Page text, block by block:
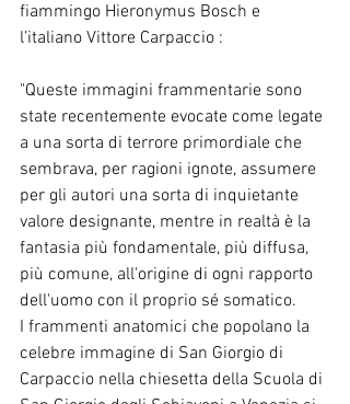
fiammingo Hieronymus Bosch e
l’italiano Vittore Carpaccio :
"Queste immagini frammentarie sono
state recentemente evocate come legate
a una sorta di terrore primordiale che
sembrava, per ragioni ignote, assumere
per gli autori una sorta di inquietante
valore designante, mentre in realtà è la
fantasia più fondamentale, più diffusa,
più comune, all'origine di ogni rapporto
dell'uomo con il proprio sé somatico.
I frammenti anatomici che popolano la
celebre immagine di San Giorgio di
Carpaccio nella chiesetta della Scuola di